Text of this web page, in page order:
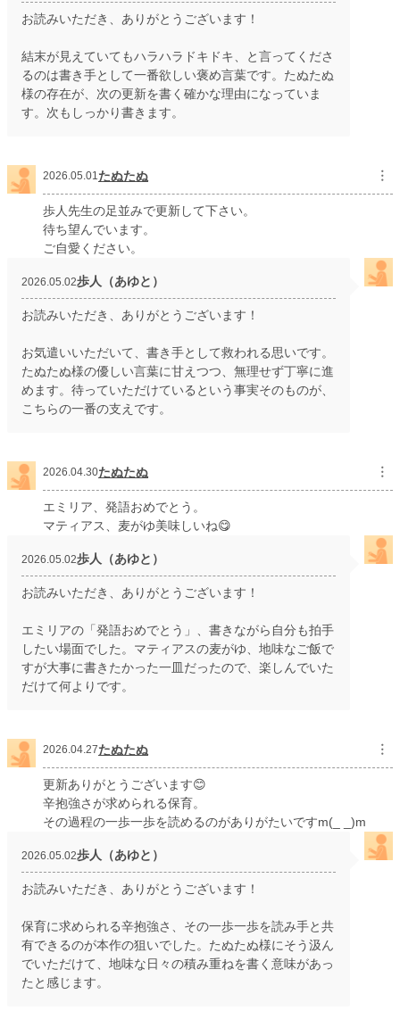
お読みいただき、ありがとうございます！
結末が見えていてもハラハラドキドキ、と言ってくださ
るのは書き手として一番欲しい褒め言葉です。たぬたぬ
様の存在が、次の更新を書く確かな理由になっていま
す。次もしっかり書きます。
2026.05.01たぬたぬ ︙
歩人先生の足並みで更新して下さい。
待ち望んでいます。
ご自愛ください。
2026.05.02歩人（あゆと）
お読みいただき、ありがとうございます！
お気遣いいただいて、書き手として救われる思いです。
たぬたぬ様の優しい言葉に甘えつつ、無理せず丁寧に進
めます。待っていただけているという事実そのものが、
こちらの一番の支えです。
2026.04.30たぬたぬ ︙
エミリア、発語おめでとう。
マティアス、麦がゆ美味しいね😋
2026.05.02歩人（あゆと）
お読みいただき、ありがとうございます！
エミリアの「発語おめでとう」、書きながら自分も拍手
したい場面でした。マティアスの麦がゆ、地味なご飯で
すが大事に書きたかった一皿だったので、楽しんでいた
だけて何よりです。
2026.04.27たぬたぬ ︙
更新ありがとうございます😊
辛抱強さが求められる保育。
その過程の一歩一歩を読めるのがありがたいですm(_ _)m
2026.05.02歩人（あゆと）
お読みいただき、ありがとうございます！
保育に求められる辛抱強さ、その一歩一歩を読み手と共
有できるのが本作の狙いでした。たぬたぬ様にそう汲ん
でいただけて、地味な日々の積み重ねを書く意味があっ
たと感じます。